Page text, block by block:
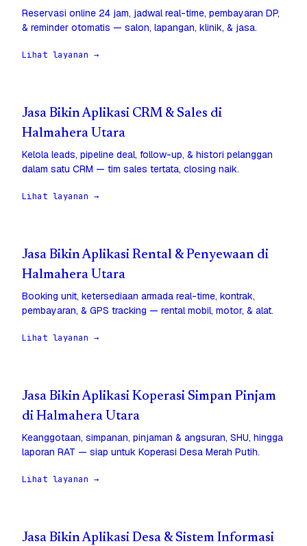
Reservasi online 24 jam, jadwal real-time, pembayaran DP,
& reminder otomatis — salon, lapangan, klinik, & jasa.
Lihat layanan →
Jasa Bikin Aplikasi CRM & Sales di
Halmahera Utara
Kelola leads, pipeline deal, follow-up, & histori pelanggan
dalam satu CRM — tim sales tertata, closing naik.
Lihat layanan →
Jasa Bikin Aplikasi Rental & Penyewaan di
Halmahera Utara
Booking unit, ketersediaan armada real-time, kontrak,
pembayaran, & GPS tracking — rental mobil, motor, & alat.
Lihat layanan →
Jasa Bikin Aplikasi Koperasi Simpan Pinjam
di Halmahera Utara
Keanggotaan, simpanan, pinjaman & angsuran, SHU, hingga
laporan RAT — siap untuk Koperasi Desa Merah Putih.
Lihat layanan →
Jasa Bikin Aplikasi Desa & Sistem Informasi